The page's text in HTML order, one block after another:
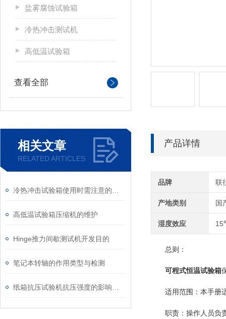
盐雾腐蚀试验箱
冷热冲击测试机
高低温试验箱
查看全部
相关文章
RELATED ARTICLES
高低温试验箱压缩机的维护
Hinge推力间歇测试机开发目的
笔记本转轴的作用类型与检测
产品详情
品牌 联
产地类别 国
湿度效应
总则：
可程式恒温试验箱
适用范围：本手册适
职责：操作人员负责